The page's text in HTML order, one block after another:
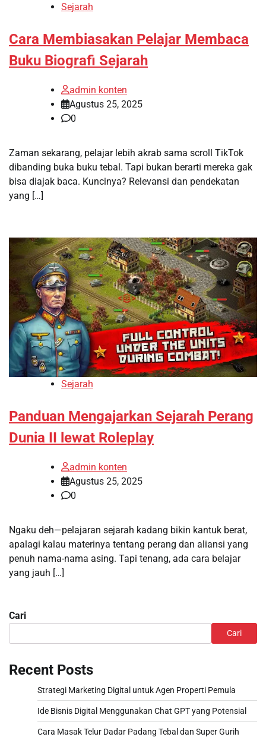
Sejarah
Cara Membiasakan Pelajar Membaca
Buku Biografi Sejarah
admin konten
Agustus 25, 2025
0
Zaman sekarang, pelajar lebih akrab sama scroll TikTok
dibanding buka buku tebal. Tapi bukan berarti mereka gak
bisa diajak baca. Kuncinya? Relevansi dan pendekatan
yang […]
Sejarah
Panduan Mengajarkan Sejarah Perang
Dunia II lewat Roleplay
admin konten
Agustus 25, 2025
0
Ngaku deh—pelajaran sejarah kadang bikin kantuk berat,
apalagi kalau materinya tentang perang dan aliansi yang
penuh nama-nama asing. Tapi tenang, ada cara belajar
yang jauh […]
Cari
Cari
Recent Posts
Strategi Marketing Digital untuk Agen Properti Pemula
Ide Bisnis Digital Menggunakan Chat GPT yang Potensial
Cara Masak Telur Dadar Padang Tebal dan Super Gurih